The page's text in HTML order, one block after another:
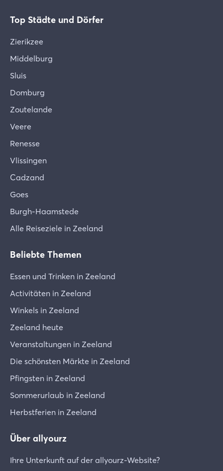
Top Städte und Dörfer
Zierikzee
Middelburg
Sluis
Domburg
Zoutelande
Veere
Renesse
Vlissingen
Cadzand
Goes
Burgh-Haamstede
Alle Reiseziele in Zeeland
Beliebte Themen
Essen und Trinken in Zeeland
Activitäten in Zeeland
Winkels in Zeeland
Zeeland heute
Veranstaltungen in Zeeland
Die schönsten Märkte in Zeeland
Pfingsten in Zeeland
Sommerurlaub in Zeeland
Herbstferien in Zeeland
Über allyourz
Ihre Unterkunft auf der allyourz-Website?